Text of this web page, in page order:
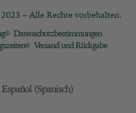
– Alle Rechte vorbehalten.
Datenschutzbestimmungen
Versand und Rückgabe
Español (Spanisch)